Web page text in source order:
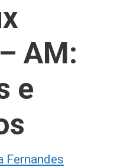
AM:
e
Fernandes